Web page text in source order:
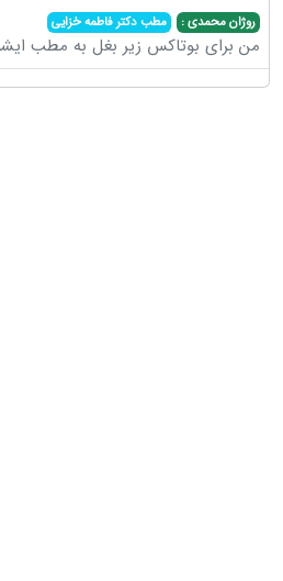
روژان محمدی : مطب دکتر فاطمه خزایی
من برای بوتاکس زیر بغل به مطب